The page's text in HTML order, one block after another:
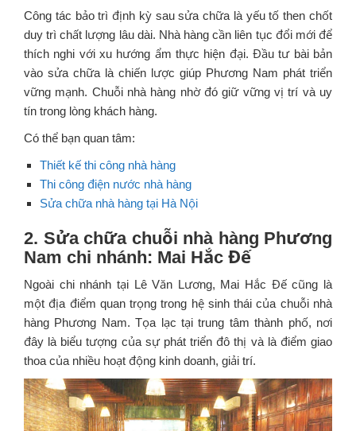
Công tác bảo trì định kỳ sau sửa chữa là yếu tố then chốt
duy trì chất lượng lâu dài. Nhà hàng cần liên tục đổi mới để
thích nghi với xu hướng ẩm thực hiện đại. Đầu tư bài bản
vào sửa chữa là chiến lược giúp Phương Nam phát triển
vững mạnh. Chuỗi nhà hàng nhờ đó giữ vững vị trí và uy
tín trong lòng khách hàng.
Có thể bạn quan tâm:
Thiết kế thi công nhà hàng
Thi công điện nước nhà hàng
Sửa chữa nhà hàng tại Hà Nội
2. Sửa chữa chuỗi nhà hàng Phương
Nam chi nhánh: Mai Hắc Đế
Ngoài chi nhánh tại Lê Văn Lương, Mai Hắc Đế cũng là
một địa điểm quan trọng trong hệ sinh thái của chuỗi nhà
hàng Phương Nam. Tọa lạc tại trung tâm thành phố, nơi
đây là biểu tượng của sự phát triển đô thị và là điểm giao
thoa của nhiều hoạt động kinh doanh, giải trí.